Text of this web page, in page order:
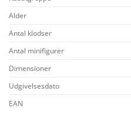
Alder
Antal klodser
Antal minifigurer
Dimensioner
Udgivelsesdato
EAN